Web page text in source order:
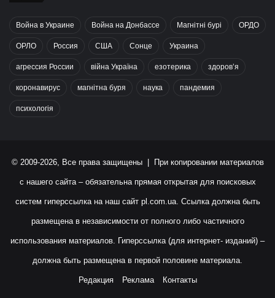
Война в Украине Война на Донбассе Магнітні бурі ОРДО
ОРЛО Россия США Сонце Украина
агрессия России війна Україна езотерика здоров’я
коронавирус магнітна буря наука пандемия
психологія
© 2009-2026, Все права защищены | При копировании материалов
с нашего сайта – обязательна прямая открытая для поисковых
систем гиперссылка на наш сайт pl.com.ua. Ссылка должна быть
размещена в независимости от полного либо частичного
использования материалов. Гиперссылка (для интернет- изданий) –
должна быть размещена в первой половине материала.
Редакция Реклама Контакты